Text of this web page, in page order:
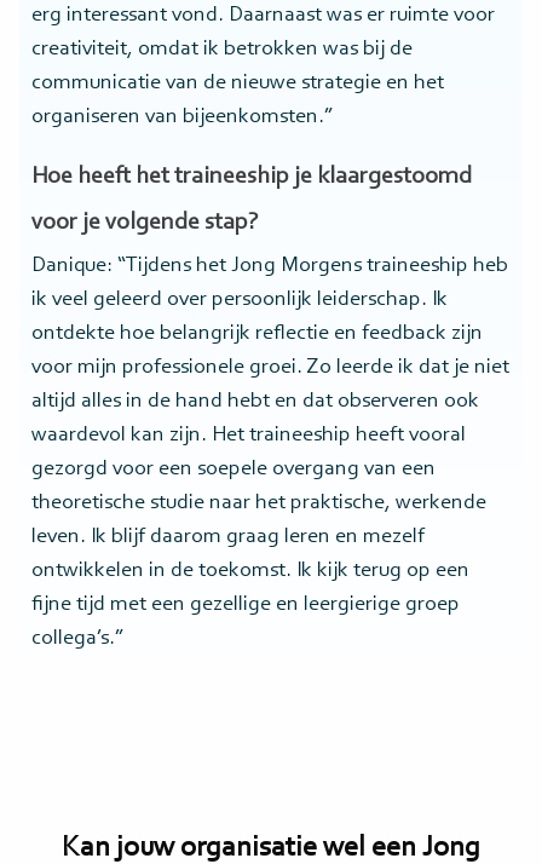
erg interessant vond. Daarnaast was er ruimte voor
creativiteit, omdat ik betrokken was bij de
communicatie van de nieuwe strategie en het
organiseren van bijeenkomsten.”
Hoe heeft het traineeship je klaargestoomd
voor je volgende stap?
Danique: “Tijdens het Jong Morgens traineeship heb
ik veel geleerd over persoonlijk leiderschap. Ik
ontdekte hoe belangrijk reflectie en feedback zijn
voor mijn professionele groei. Zo leerde ik dat je niet
altijd alles in de hand hebt en dat observeren ook
waardevol kan zijn. Het traineeship heeft vooral
gezorgd voor een soepele overgang van een
theoretische studie naar het praktische, werkende
leven. Ik blijf daarom graag leren en mezelf
ontwikkelen in de toekomst. Ik kijk terug op een
fijne tijd met een gezellige en leergierige groep
collega’s.”
Kan jouw organisatie wel een Jong